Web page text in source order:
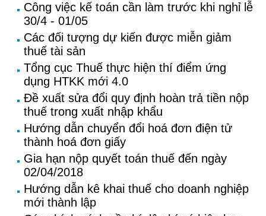
Công việc kế toán cần làm trước khi nghỉ lễ
30/4 - 01/05
Các đối tượng dự kiến được miễn giảm
thuế tài sản
Tổng cục Thuế thực hiện thí điểm ứng
dụng HTKK mới 4.0
Đề xuất sửa đổi quy định hoàn trả tiền nộp
thuế trong xuất nhập khẩu
Hướng dẫn chuyển đổi hoá đơn điện tử
thành hoá đơn giấy
Gia hạn nộp quyết toán thuế đến ngày
02/04/2018
Hướng dẫn kê khai thuế cho doanh nghiệp
mới thành lập